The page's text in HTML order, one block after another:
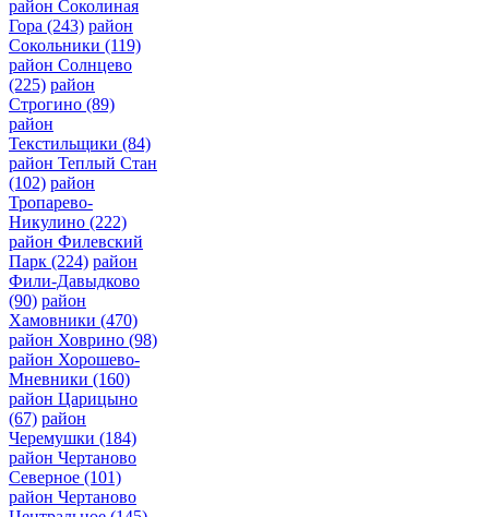
район Соколиная
Гора (243) район
Сокольники (119)
район Солнцево
(225) район
Строгино (89)
район
Текстильщики (84)
район Теплый Стан
(102) район
Тропарево-
Никулино (222)
район Филевский
Парк (224) район
Фили-Давыдково
(90) район
Хамовники (470)
район Ховрино (98)
район Хорошево-
Мневники (160)
район Царицыно
(67) район
Черемушки (184)
район Чертаново
Северное (101)
район Чертаново